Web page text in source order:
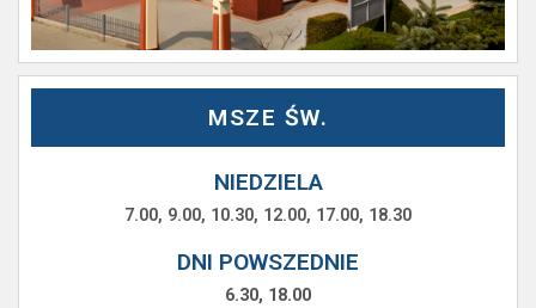
MSZE ŚW.
NIEDZIELA
7.00, 9.00, 10.30, 12.00, 17.00, 18.30
DNI POWSZEDNIE
6.30, 18.00